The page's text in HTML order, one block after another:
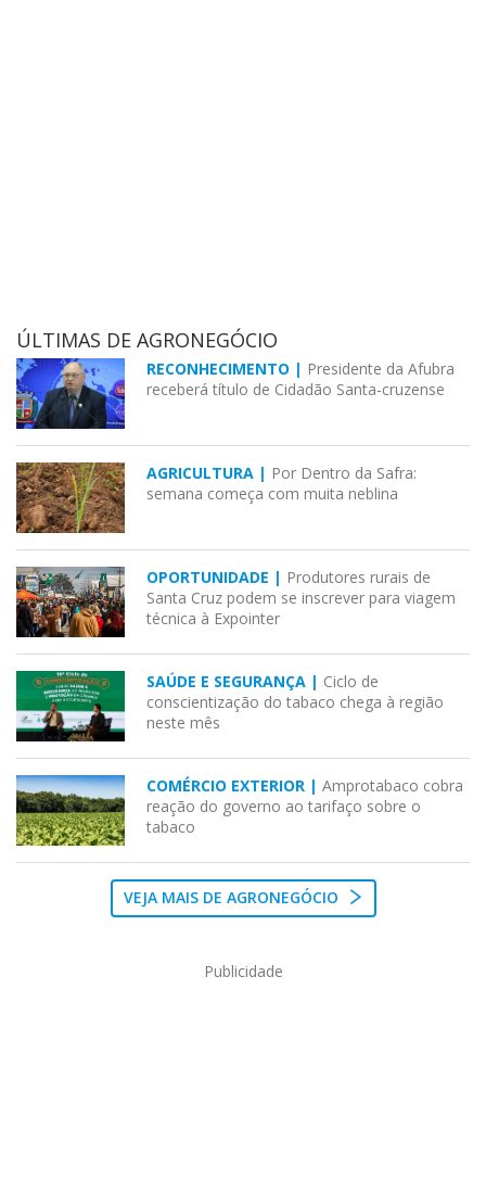
ÚLTIMAS DE AGRONEGÓCIO
RECONHECIMENTO | Presidente da Afubra
receberá título de Cidadão Santa-cruzense
AGRICULTURA | Por Dentro da Safra:
semana começa com muita neblina
OPORTUNIDADE | Produtores rurais de
Santa Cruz podem se inscrever para viagem
técnica à Expointer
SAÚDE E SEGURANÇA | Ciclo de
conscientização do tabaco chega à região
neste mês
COMÉRCIO EXTERIOR | Amprotabaco cobra
reação do governo ao tarifaço sobre o
tabaco
VEJA MAIS DE AGRONEGÓCIO
Publicidade